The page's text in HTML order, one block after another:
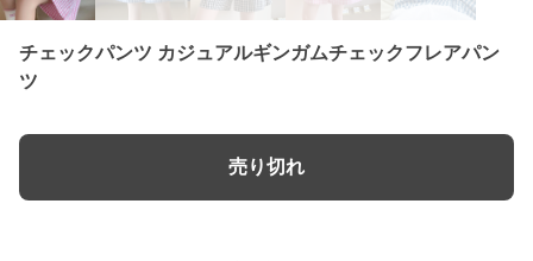
チェックパンツ カジュアルギンガムチェックフレアパン
ツ
売り切れ